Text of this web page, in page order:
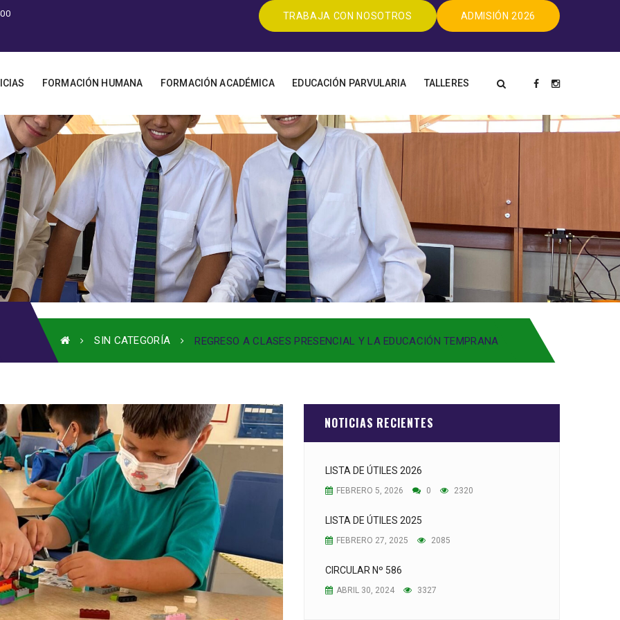
TRABAJA CON NOSOTROS ADMISIÓN 2026
FORMACIÓN HUMANA FORMACIÓN ACADÉMICA EDUCACIÓN PARVULARIA TALLERES
SIN CATEGORÍA REGRESO A CLASES PRESENCIAL Y LA EDUCACIÓN TEMPRANA
NOTICIAS RECIENTES
LISTA DE ÚTILES 2026
FEBRERO 5, 2026 0 2320
LISTA DE ÚTILES 2025
FEBRERO 27, 2025 2085
CIRCULAR Nº 586
ABRIL 30, 2024 3327